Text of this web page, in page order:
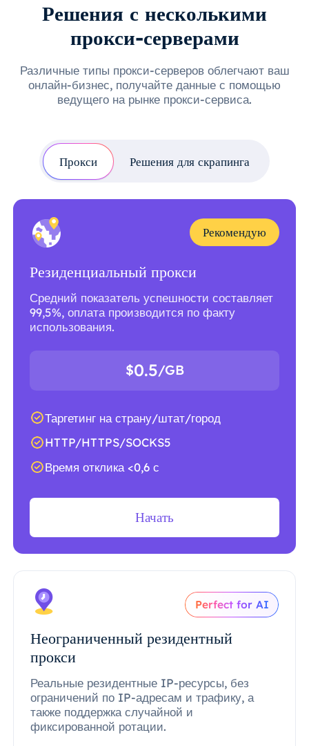
Решения с несколькими
прокси-серверами
Различные типы прокси-серверов облегчают ваш
онлайн-бизнес, получайте данные с помощью
ведущего на рынке прокси-сервиса.
Прокси Решения для скрапинга
Рекомендую
Резиденциальный прокси
Средний показатель успешности составляет
99,5%, оплата производится по факту
использования.
$0.5/GB
Таргетинг на страну/штат/город
HTTP/HTTPS/SOCKS5
Время отклика <0,6 с
Начать
Perfect for AI
Неограниченный резидентный
прокси
Реальные резидентные IP-ресурсы, без
ограничений по IP-адресам и трафику, а
также поддержка случайной и
фиксированной ротации.